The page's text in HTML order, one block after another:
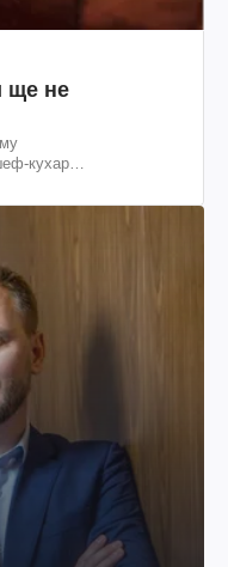
ще не
кухар